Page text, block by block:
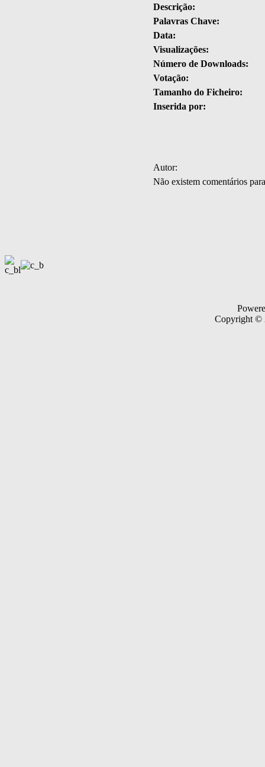
Descrição:
Palavras Chave:
Data:
Visualizações:
Número de Downloads:
Votação:
Tamanho do Ficheiro:
Inserida por:
Autor:
Não existem comentários
Copyright ©